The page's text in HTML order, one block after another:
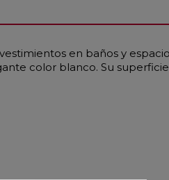
en baños y
color blanco. Su